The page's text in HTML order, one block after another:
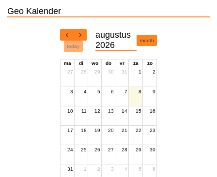
Geo Kalender
today
augustus
2026
month
ma di wo do vr za
zo
27
28 29 30 31 1 2
3 4 5 6 7 8 9
10 11 12 13 14 15 16
17 18 19 20 21 22 23
24 25 26 27 28 29 30
31 1 2 3 4 5 6